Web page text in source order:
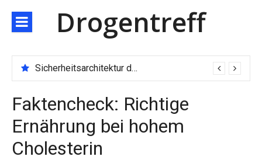
zum
Inhalt
Drogentreff
Sicherheitsarchitektur der nächsten Generation: JARXE kombiniert Multi-Wallet und MPC als Schutzschild für digitales Vertrauen
Faktencheck: Richtige
Ernährung bei hohem
Cholesterin